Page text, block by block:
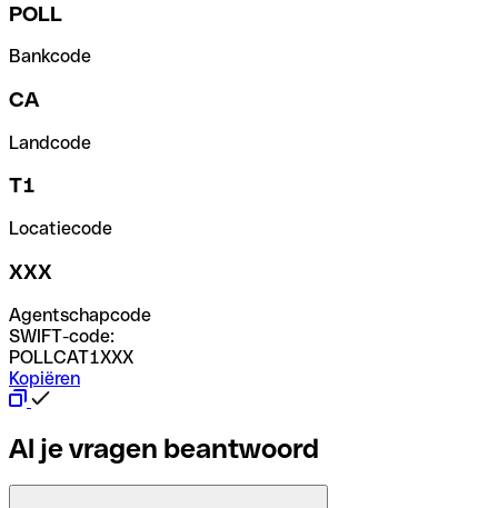
POLL
Bankcode
CA
Landcode
T1
Locatiecode
XXX
Agentschapcode
SWIFT-code:
POLLCAT1XXX
Kopiëren
Al je vragen beantwoord